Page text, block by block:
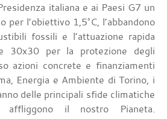
italiana e ai Paesi G7 un
per l’obiettivo 1,5°C, l’abbandono
fossili e l’attuazione rapida
30x30 per la protezione degli
azioni concrete e finanziamenti
Energia e Ambiente di Torino, i
delle principali sfide climatiche
il nostro Pianeta.